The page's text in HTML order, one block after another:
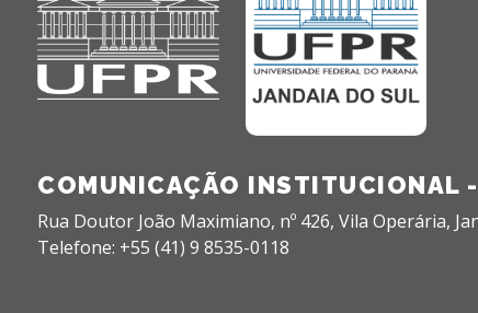
COMUNICAÇÃO INSTITUCIONAL
Rua Doutor João Maximiano, nº 426, Vila Operária,
Telefone: +55 (41) 9 8535-0118